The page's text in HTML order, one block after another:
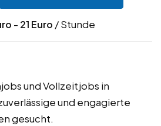
- 21 Euro / Stunde
und Vollzeitjobs in
und engagierte
gesucht.